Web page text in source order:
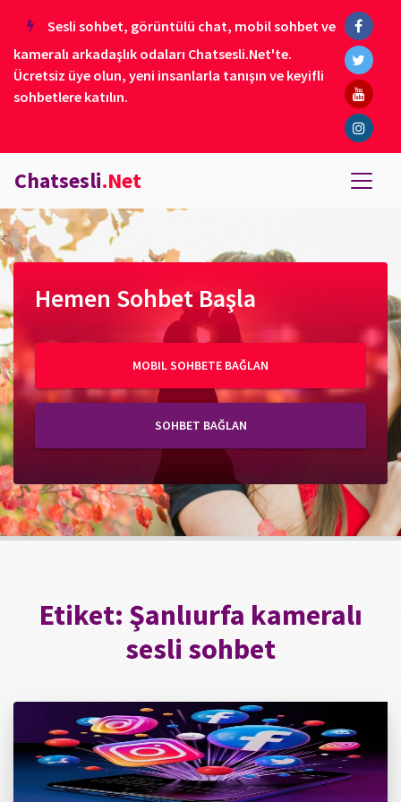
Sesli sohbet, görüntülü chat, mobil sohbet ve
kameralı arkadaşlık odaları Chatsesli.Net'te.
Ücretsiz üye olun, yeni insanlarla tanışın ve keyifli
sohbetlere katılın.
Chatsesli.Net
Hemen Sohbet Başla
MOBIL SOHBETE BAĞLAN
SOHBET BAĞLAN
Etiket: Şanlıurfa kameralı
sesli sohbet